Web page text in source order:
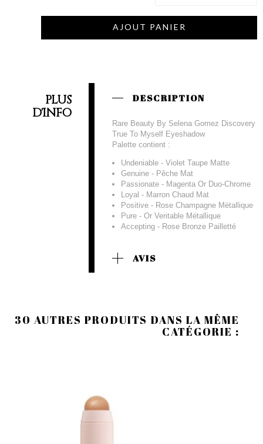
AJOUT PANIER
PLUS
D'INFO
DESCRIPTION
Rare Beauty By Selena Gomez Discovery
True To Myself Eyeshadow
Palette contient :
Undeniable - Violet Taupe Matte
Genuine - Pêche Mat
Passionate - Magenta Or Duo-Chrome
Loyal - Marron Chaud Mat
Positive - Rose Champagne Métallique
Pure - Or Veritable Métallique
Accepting - Rose Bronze Pailletté
AVIS
30 AUTRES PRODUITS DANS LA MÊME
CATÉGORIE :